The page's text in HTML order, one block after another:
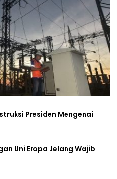
Presiden Mengenai
Uni Eropa Jelang Wajib